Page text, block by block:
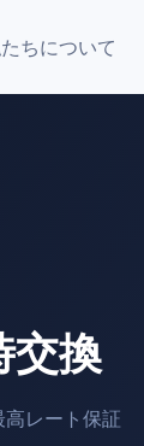
ちについて
交換
高レート保証